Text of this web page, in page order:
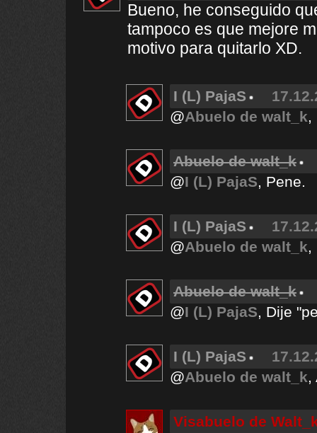
Bueno, he conseguido
tampoco es que mejore
motivo para quitarlo XD.
I (L) PajaS
@Abuelo de walt_k,
Abuelo de walt_k
@I (L) PajaS, Pene.
I (L) PajaS
@Abuelo de walt_k,
Abuelo de walt_k
@I (L) PajaS, Dije
I (L) PajaS
@Abuelo de walt_k,
Visabuelo de